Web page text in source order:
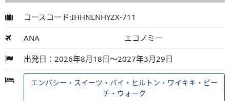
コースコード:IHHNLNHYZX-711
ANA エコノミー
出発日：2026年8月18日～2027年3月29日
エンバシー・スイーツ・バイ・ヒルトン・ワイキキ・ビー
チ・ウォーク